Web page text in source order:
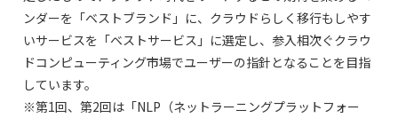
ンダーを「ベストブランド」に、クラウドらしく移行もしやす
いサービスを「ベストサービス」に選定し、参入相次ぐクラウ
ドコンピューティング市場でユーザーの指針となることを目指
しています。
※第1回、第2回は「NLP（ネットラーニングプラットフォー